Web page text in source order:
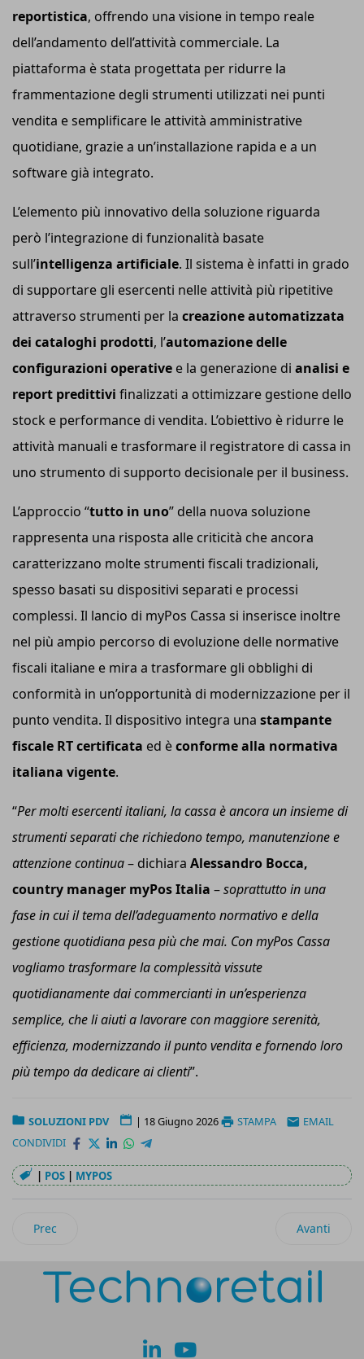
reportistica, offrendo una visione in tempo reale
dell’andamento dell’attività commerciale. La
piattaforma è stata progettata per ridurre la
frammentazione degli strumenti utilizzati nei punti
vendita e semplificare le attività amministrative
quotidiane, grazie a un’installazione rapida e a un
software già integrato.
L’elemento più innovativo della soluzione riguarda
però l’integrazione di funzionalità basate
sull’intelligenza artificiale. Il sistema è infatti in grado
di supportare gli esercenti nelle attività più ripetitive
attraverso strumenti per la creazione automatizzata
dei cataloghi prodotti, l’automazione delle
configurazioni operative e la generazione di analisi e
report predittivi finalizzati a ottimizzare gestione dello
stock e performance di vendita. L’obiettivo è ridurre le
attività manuali e trasformare il registratore di cassa in
uno strumento di supporto decisionale per il business.
L’approccio “tutto in uno” della nuova soluzione
rappresenta una risposta alle criticità che ancora
caratterizzano molte strumenti fiscali tradizionali,
spesso basati su dispositivi separati e processi
complessi. Il lancio di myPos Cassa si inserisce inoltre
nel più ampio percorso di evoluzione delle normative
fiscali italiane e mira a trasformare gli obblighi di
conformità in un’opportunità di modernizzazione per il
punto vendita. Il dispositivo integra una stampante
fiscale RT certificata ed èconforme alla normativa
italiana vigente.
“Per molti esercenti italiani, la cassa è ancora un insieme di
strumenti separati che richiedono tempo, manutenzione e
attenzione continua– dichiara Alessandro Bocca,
country manager myPos Italia –soprattutto in una
fase in cui il tema dell’adeguamento normativo e della
gestione quotidiana pesa più che mai. Con myPos Cassa
vogliamo trasformare la complessità vissute
quotidianamente dai commercianti in un’esperienza
semplice, che li aiuti a lavorare con maggiore serenità,
efficienza, modernizzando il punto vendita e fornendo loro
più tempo da dedicare ai clienti”.
SOLUZIONI PDV | 18 Giugno 2026 STAMPA
EMAIL
CONDIVIDI
| POS | MYPOS
Articolo precedente: Selex e Italiaonline accelerano lo
Prec Articolo
Avanti
lk yt